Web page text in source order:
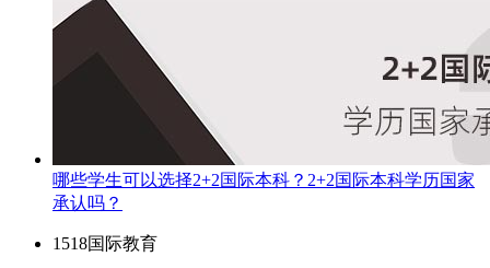
哪些学生可以选择2+2国际本科？2+2国际本科学历国家
承认吗？
1518国际教育